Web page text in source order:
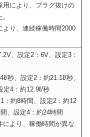
用により、プラグ抜けの
より、連続稼働時間2000
、設定2：6V、設定3：
秒、設定2：約21.1ℓ/秒、
定4：約12.9ℓ/秒
：約8時間、設定2：約12
、設定4：約24時間
より、稼働時間が異な